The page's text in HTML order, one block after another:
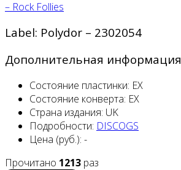
Label: Polydor ‎– 2302054
Дополнительная информация
Состояние пластинки: EX
Состояние конверта: EX
Страна издания: UK
Подробности: DISCOGS
Цена (руб.): -
Прочитано 1213 раз